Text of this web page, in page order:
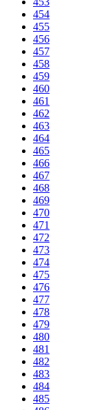
454
455
456
457
458
459
460
461
462
463
464
465
466
467
468
469
470
471
472
473
474
475
476
477
478
479
480
481
482
483
484
485